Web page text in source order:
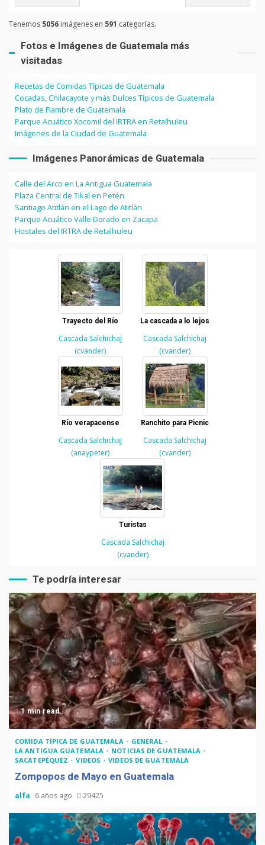
Tenemos 5056 imágenes en 591 categorías.
Fotos e Imágenes de Guatemala más
visitadas
Recetas de Comidas Típicas de Guatemala
Cocadas, Chilacayote y más Dulces Típicos de Guatemala
Plato de Fiambre de Guatemala
Parque Acuático Xocomil del IRTRA en Retalhuleu
Imágenes de la Ciudad de Guatemala
Imágenes Panorámicas de Guatemala
Calle del Arco en La Antigua Guatemala
Plaza Central de Tikal en Petén
Santiago Atitlán en el Lago de Atitlán
Parque Acuático Valle Dorado en Zacapa
Hostales del IRTRA de Retalhuleu
Trayecto del Río
Cascada Salchichaj
(cvander)
La cascada a lo lejos
Cascada Salchichaj
(cvander)
Río verapacense
Cascada Salchichaj
(anaypeter)
Ranchito para Picnic
Cascada Salchichaj
(cvander)
Turistas
Cascada Salchichaj
(cvander)
Te podría interesar
1 min read
COMIDA TÍPICA DE GUATEMALA
GENERAL
LA ANTIGUA GUATEMALA
NOTICIAS DE GUATEMALA
SACATEPÉQUEZ
VIDEOS VIDEOS DE GUATEMALA
Zompopos de Mayo en Guatemala
alfa 6 años ago 29425